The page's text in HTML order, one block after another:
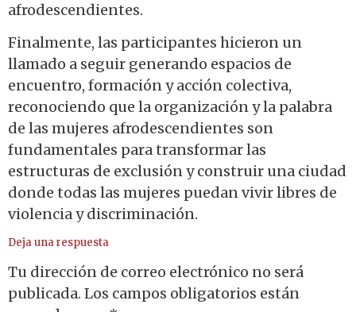
afrodescendientes.
Finalmente, las participantes hicieron un
llamado a seguir generando espacios de
encuentro, formación y acción colectiva,
reconociendo que la organización y la palabra
de las mujeres afrodescendientes son
fundamentales para transformar las
estructuras de exclusión y construir una ciudad
donde todas las mujeres puedan vivir libres de
violencia y discriminación.
Deja una respuesta
Tu dirección de correo electrónico no será
publicada. Los campos obligatorios están